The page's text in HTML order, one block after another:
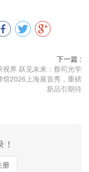
下一篇 :
视界 跃见未来：蔡司光学
馆2026上海展首秀，重磅
新品引期待
册